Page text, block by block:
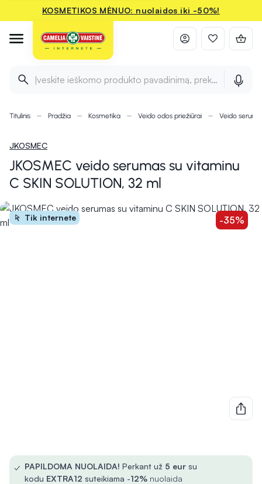
KOSMETIKOS MĖNUO: nuolaidos iki -50%!
Įveskite ieškomo produkto pavadinimą, prekės ženklą ir
Titulinis Pradžia Kosmetika Veido odos priežiūrai Veido
JKOSMEC
JKOSMEC veido serumas su vitaminu
C SKIN SOLUTION, 32 ml
Tik internete -35%
✓ PAPILDOMA NUOLAIDA! Perkant už 5 eur su
kodu EXTRA12 suteikiama -12% nuolaida